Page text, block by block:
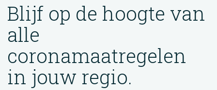
Blijf op de hoogte van
alle
coronamaatregelen
in jouw regio.